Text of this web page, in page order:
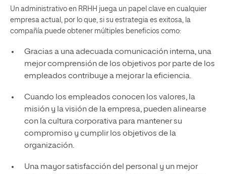
Un administrativo en RRHH juega un papel clave en cualquier
empresa actual, por lo que, si su estrategia es exitosa, la
compañía puede obtener múltiples beneficios como:
Gracias a una adecuada comunicación interna, una
mejor comprensión de los objetivos por parte de los
empleados contribuye a mejorar la eficiencia.
Cuando los empleados conocen los valores, la
misión y la visión de la empresa, pueden alinearse
con la cultura corporativa para mantener su
compromiso y cumplir los objetivos de la
organización.
Una mayor satisfacción del personal y un mejor